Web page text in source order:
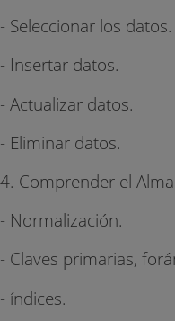
- Seleccionar los datos.
- Insertar datos.
- Actualizar datos.
- Eliminar datos.
4. Comprender el
- Normalización.
- Claves primarias,
- índices.